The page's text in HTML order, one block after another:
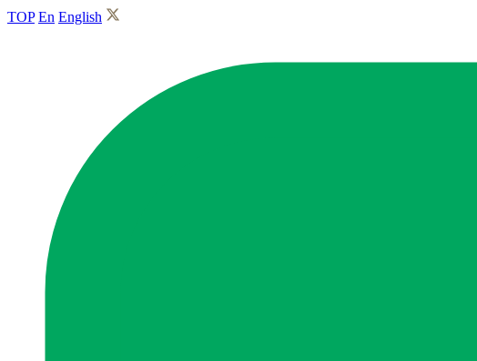
TOP En English